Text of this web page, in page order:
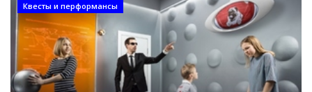
Квесты и перформансы